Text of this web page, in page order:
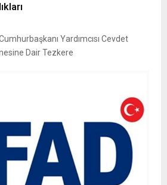
Yardımcısı Cevdet
Dair Tezkere